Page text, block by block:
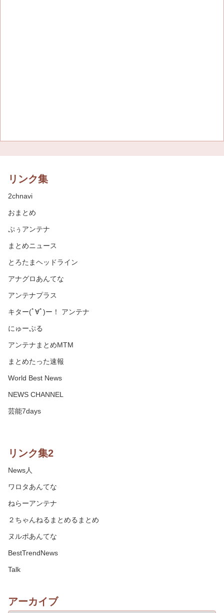
リンク集
2chnavi
おまとめ
ぷぅアンテナ
まとめニュース
とろたまヘッドライン
アナグロあんてな
アンテナプラス
キター(ﾟ∀ﾟ)ー！ アンテナ
にゅーぷる
アンテナまとめMTM
まとめたった速報
World Best News
NEWS CHANNEL
芸能7days
リンク集2
News人
ワロタあんてな
ねらーアンテナ
２ちゃんねるまとめるまとめ
ヌルポあんてな
BestTrendNews
Talk
アーカイブ